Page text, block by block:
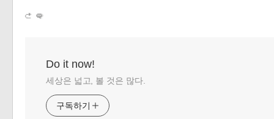
Do it now!
세상은 넓고, 볼 것은 많다.
구독하기